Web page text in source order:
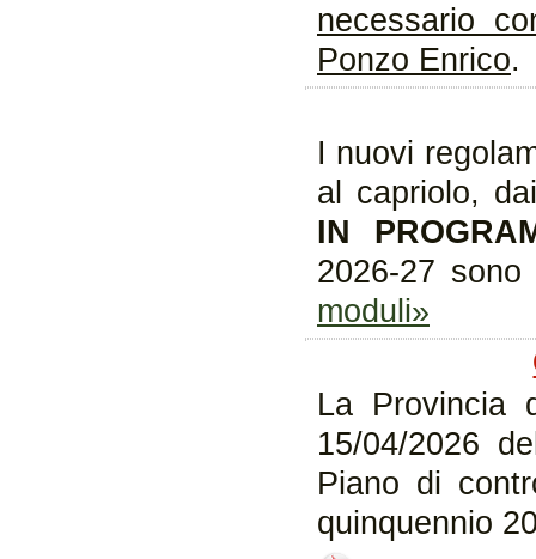
necessario
Ponzo Enrico.
I nuovi
al capriolo,
IN
2026-27
moduli»
La Provincia
15/04/2026
Piano di
quinquennio